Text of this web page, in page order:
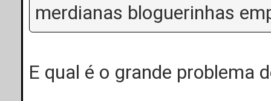
merdianas bloguerinhas
E qual é o grande problema